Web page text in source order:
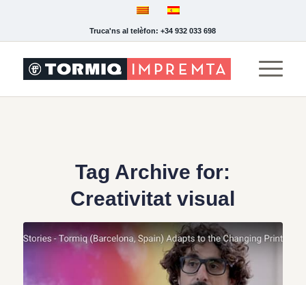
Truca'ns al telèfon: +34 932 033 698
Tag Archive for:
Creativitat visual